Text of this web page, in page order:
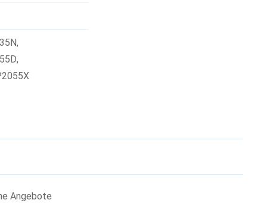
,
,
Angebote